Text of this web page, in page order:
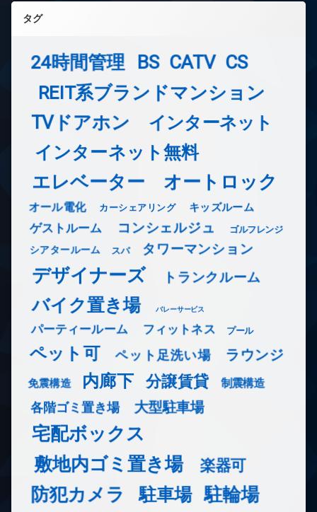
タグ
24時間管理 BS CATV CS
REIT系ブランドマンション
TVドアホン インターネット
インターネット無料
エレベーター オートロック
オール電化 カーシェアリング キッズルーム
ゲストルーム コンシェルジュ ゴルフレンジ
シアタールーム スパ タワーマンション
デザイナーズ トランクルーム
バイク置き場 バレーサービス
パーティールーム フィットネス プール
ペット可 ペット足洗い場 ラウンジ
免震構造 内廊下 分譲賃貸 制震構造
各階ゴミ置き場 大型駐車場
宅配ボックス
敷地内ゴミ置き場
楽器可
防犯カメラ 駐車場 駐輪場